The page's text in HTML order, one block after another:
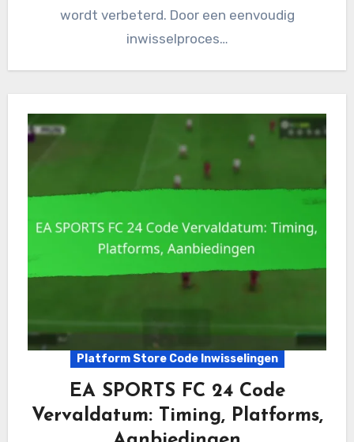
wordt verbeterd. Door een eenvoudig
inwisselproces…
Platform Store Code Inwisselingen
EA SPORTS FC 24 Code
Vervaldatum: Timing, Platforms,